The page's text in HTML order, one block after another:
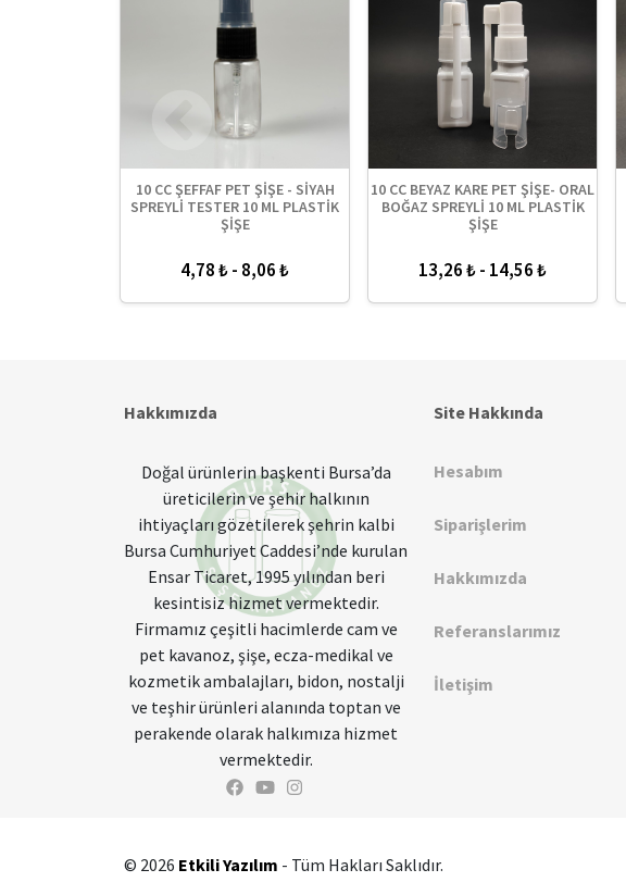
10 CC ŞEFFAF PET ŞİŞE - SİYAH
SPREYLİ TESTER 10 ML PLASTİK
ŞİŞE
4,78 ₺ - 8,06 ₺
10 CC BEYAZ KARE PET ŞİŞE- ORAL
BOĞAZ SPREYLİ 10 ML PLASTİK
ŞİŞE
13,26 ₺ - 14,56 ₺
Hakkımızda
Doğal ürünlerin başkenti Bursa’da
üreticilerin ve şehir halkının
ihtiyaçları gözetilerek şehrin kalbi
Bursa Cumhuriyet Caddesi’nde kurulan
Ensar Ticaret, 1995 yılından beri
kesintisiz hizmet vermektedir.
Firmamız çeşitli hacimlerde cam ve
pet kavanoz, şişe, ecza-medikal ve
kozmetik ambalajları, bidon, nostalji
ve teşhir ürünleri alanında toptan ve
perakende olarak halkımıza hizmet
vermektedir.
Site Hakkında
Hesabım
Siparişlerim
Hakkımızda
Referanslarımız
İletişim
© 2026 Etkili Yazılım - Tüm Hakları Saklıdır.